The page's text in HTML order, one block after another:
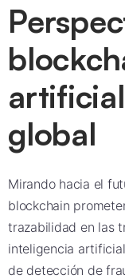
global
Mirando hacia el
blockchain
trazabilidad en las
inteligencia
de detección de